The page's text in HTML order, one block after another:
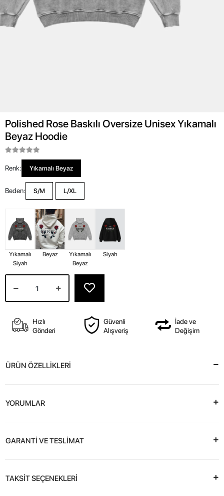
Polished Rose Baskılı Oversize Unisex Yıkamalı
Beyaz Hoodie
Renk: Yıkamalı Beyaz
Beden: S/M L/XL
Yıkamalı
Siyah
Beyaz
Yıkamalı
Beyaz
Siyah
Hızlı
Gönderi
Güvenli
Alışveriş
İade ve
Değişim
ÜRÜN ÖZELLİKLERİ
YORUMLAR
GARANTİ VE TESLİMAT
TAKSİT SEÇENEKLERİ